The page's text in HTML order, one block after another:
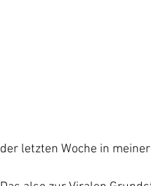
der letzten Woche in